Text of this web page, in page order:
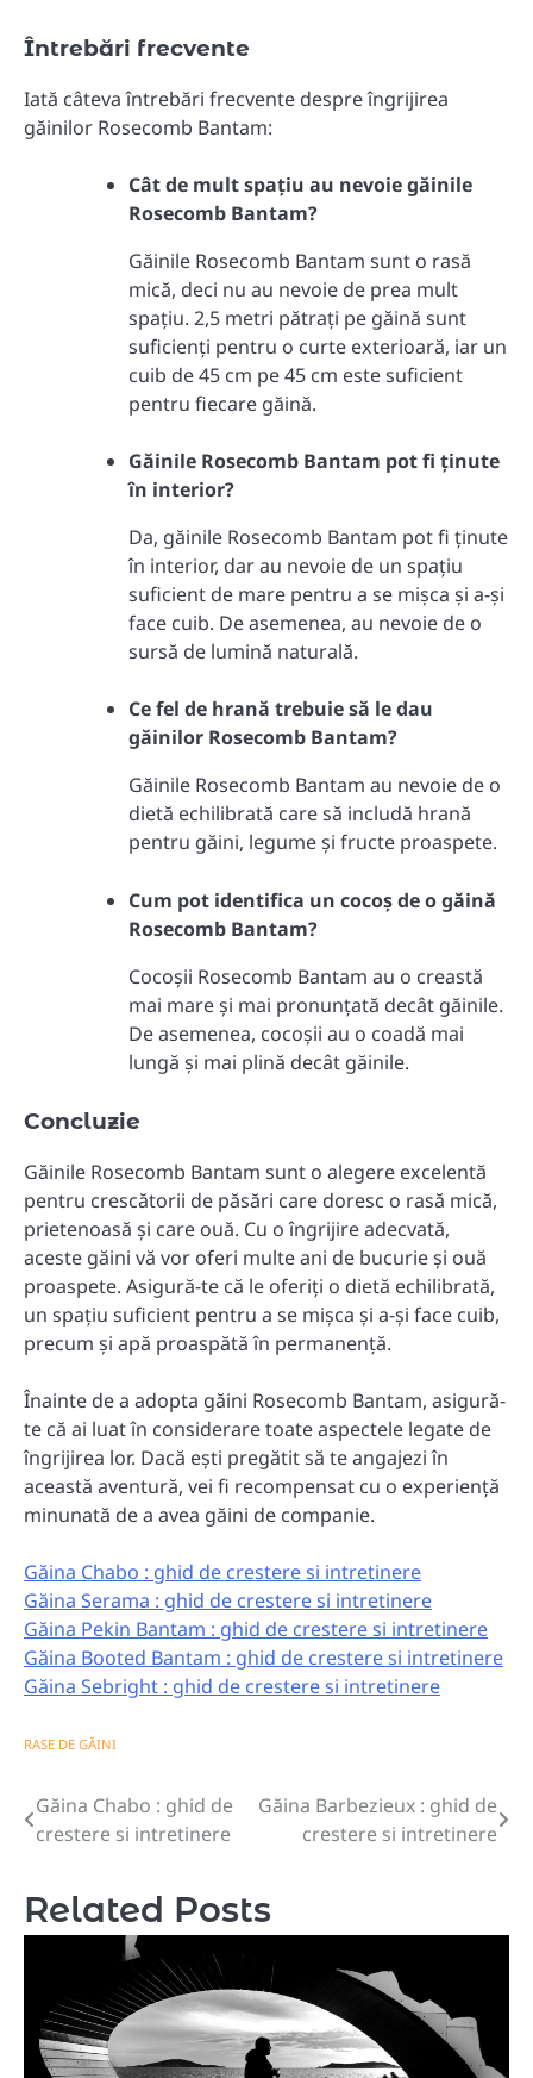
Întrebări frecvente
Iată câteva întrebări frecvente despre îngrijirea
găinilor Rosecomb Bantam:
Cât de mult spațiu au nevoie găinile
Rosecomb Bantam?
Găinile Rosecomb Bantam sunt o rasă
mică, deci nu au nevoie de prea mult
spațiu. 2,5 metri pătrați pe găină sunt
suficienți pentru o curte exterioară, iar un
cuib de 45 cm pe 45 cm este suficient
pentru fiecare găină.
Găinile Rosecomb Bantam pot fi ținute
în interior?
Da, găinile Rosecomb Bantam pot fi ținute
în interior, dar au nevoie de un spațiu
suficient de mare pentru a se mișca și a-și
face cuib. De asemenea, au nevoie de o
sursă de lumină naturală.
Ce fel de hrană trebuie să le dau
găinilor Rosecomb Bantam?
Găinile Rosecomb Bantam au nevoie de o
dietă echilibrată care să includă hrană
pentru găini, legume și fructe proaspete.
Cum pot identifica un cocoș de o găină
Rosecomb Bantam?
Cocoșii Rosecomb Bantam au o creastă
mai mare și mai pronunțată decât găinile.
De asemenea, cocoșii au o coadă mai
lungă și mai plină decât găinile.
Concluzie
Găinile Rosecomb Bantam sunt o alegere excelentă
pentru crescătorii de păsări care doresc o rasă mică,
prietenoasă și care ouă. Cu o îngrijire adecvată,
aceste găini vă vor oferi multe ani de bucurie și ouă
proaspete. Asigură-te că le oferiți o dietă echilibrată,
un spațiu suficient pentru a se mișca și a-și face cuib,
precum și apă proaspătă în permanență.
Înainte de a adopta găini Rosecomb Bantam, asigură-
te că ai luat în considerare toate aspectele legate de
îngrijirea lor. Dacă ești pregătit să te angajezi în
această aventură, vei fi recompensat cu o experiență
minunată de a avea găini de companie.
Găina Chabo : ghid de crestere si intretinere
Găina Serama : ghid de crestere si intretinere
Găina Pekin Bantam : ghid de crestere si intretinere
Găina Booted Bantam : ghid de crestere si intretinere
Găina Sebright : ghid de crestere si intretinere
RASE DE GĂINI
Navigare
articole
Găina Chabo : ghid de
crestere si intretinere
Găina Barbezieux : ghid de
crestere si intretinere
Related Posts